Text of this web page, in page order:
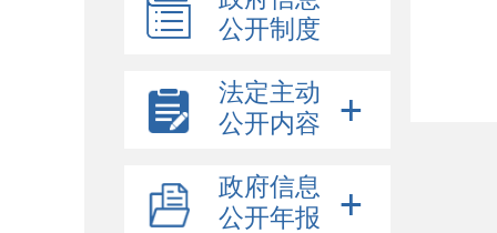
公开制度
法定主动
公开内容
政府信息
公开年报